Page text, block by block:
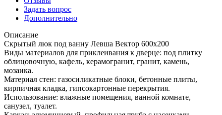
Задать вопрос
Дополнительно
Описание
Скрытый люк под ванну Левша Вектор 600х200
Виды материалов для приклеивания к дверце: под плитку
облицовочную, кафель, керамогранит, гранит, камень,
мозаика.
Материал стен: газосиликатные блоки, бетонные плиты,
кирпичная кладка, гипсокартонные перекрытия.
Использование: влажные помещения, ванной комнате,
санузел, туалет.